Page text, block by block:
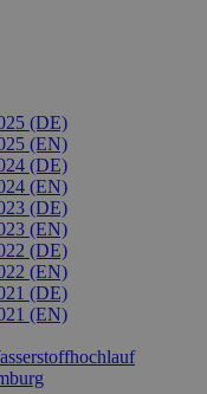
(DE)
(EN)
(DE)
(EN)
(DE)
(EN)
(DE)
(EN)
(DE)
(EN)